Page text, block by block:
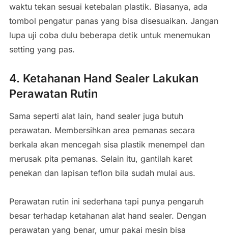
waktu tekan sesuai ketebalan plastik. Biasanya, ada
tombol pengatur panas yang bisa disesuaikan. Jangan
lupa uji coba dulu beberapa detik untuk menemukan
setting yang pas.
4. Ketahanan Hand Sealer Lakukan
Perawatan Rutin
Sama seperti alat lain, hand sealer juga butuh
perawatan. Membersihkan area pemanas secara
berkala akan mencegah sisa plastik menempel dan
merusak pita pemanas. Selain itu, gantilah karet
penekan dan lapisan teflon bila sudah mulai aus.
Perawatan rutin ini sederhana tapi punya pengaruh
besar terhadap ketahanan alat hand sealer. Dengan
perawatan yang benar, umur pakai mesin bisa